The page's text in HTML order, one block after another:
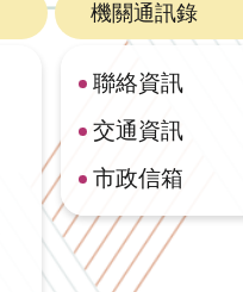
機關通訊錄
聯絡資訊
交通資訊
市政信箱